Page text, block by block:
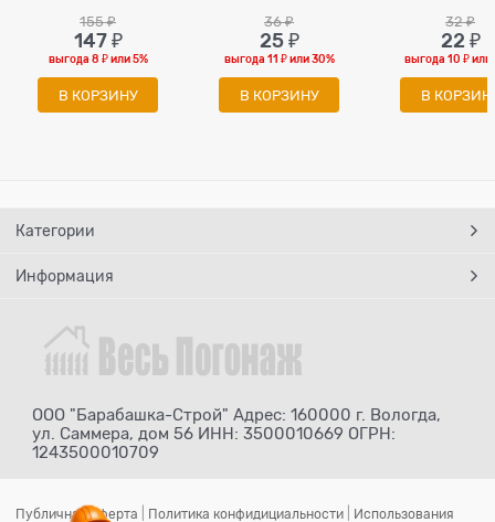
155 ₽
147 ₽
выгода 8 ₽или5%
В КОРЗИНУ
36 ₽
25 ₽
выгода 11 ₽или30%
В КОРЗИНУ
32 ₽
22 ₽
выгода 10 ₽или
В
Категории
Информация
ООО "Барабашка-Строй" Адрес: 160000 г. Вологда,
ул. Саммера, дом 56 ИНН: 3500010669 ОГРН:
1243500010709
Публичная оферта Политика конфидициальности
Использования